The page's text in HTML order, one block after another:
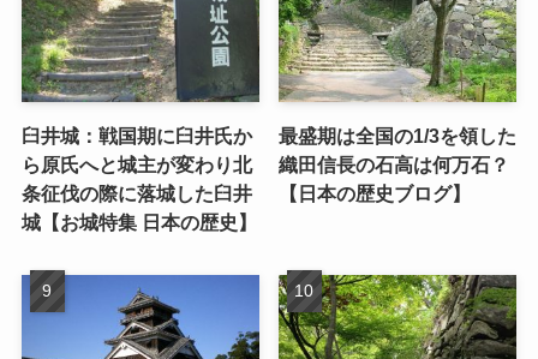
臼井城：戦国期に臼井氏か
ら原氏へと城主が変わり北
条征伐の際に落城した臼井
城【お城特集 日本の歴史】
最盛期は全国の1/3を領した
織田信長の石高は何万石？
【日本の歴史ブログ】